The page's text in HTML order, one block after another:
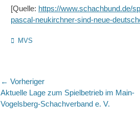
[Quelle: https://www.schachbund.de/
pascal-neukirchner-sind-neue-
Kategorien
MVS
Beitragsnavigation
← Vorheriger
Vorheriger
Beitrag:
Aktuelle Lage zum Spielbetrieb im Main-
Vogelsberg-Schachverband e. V.